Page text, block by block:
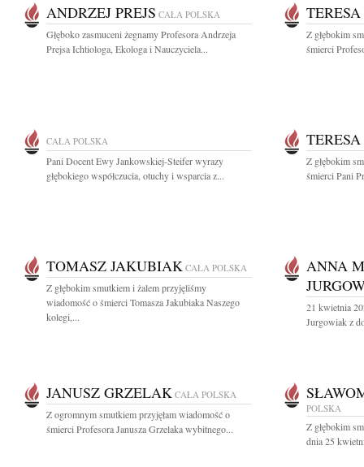
ANDRZEJ PREJS CAŁA POLSKA
Głęboko zasmuceni żegnamy Profesora Andrzeja
Prejsa Ichtiologa, Ekologa i Nauczyciela...
Z głębokim
śmierci
CAŁA POLSKA
Pani Docent Ewy Jankowskiej-Steifer wyrazy
głębokiego współczucia, otuchy i wsparcia z...
Z głębokim
śmierci Pani
TOMASZ JAKUBIAK CAŁA POLSKA
Z głębokim smutkiem i żalem przyjęliśmy
wiadomość o śmierci Tomasza Jakubiaka Naszego
kolegi,...
ANNA
21 kwietnia
Jurgowiak z
JANUSZ GRZELAK CAŁA POLSKA
Z ogromnym smutkiem przyjęłam wiadomość o
śmierci Profesora Janusza Grzelaka wybitnego...
POLSKA
Z głębokim
dnia 25